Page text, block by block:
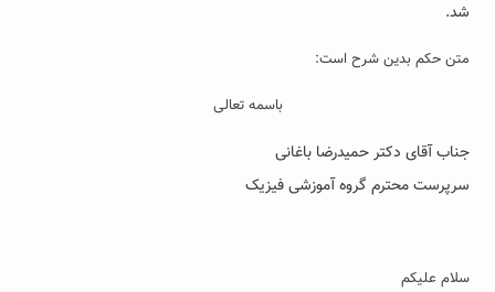
شد.
متن حکم بدین شرح است:
باسمه تعالی
جناب آقای دکتر حمیدرضا باغانی
سرپرست محترم گروه آموزشی فیزیک
سلام علیکم